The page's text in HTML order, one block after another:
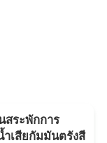
สระพักการ
ำเสียกัมมันตรังสี